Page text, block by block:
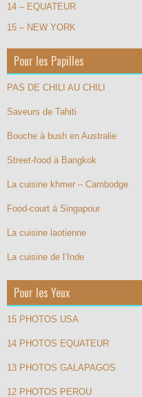
14 – EQUATEUR
15 – NEW YORK
Pour les Papilles
PAS DE CHILI AU CHILI
Saveurs de Tahiti
Bouche à bush en Australie
Street-food à Bangkok
La cuisine khmer – Cambodge
Food-court à Singapour
La cuisine laotienne
La cuisine de l’Inde
Pour les Yeux
15 PHOTOS USA
14 PHOTOS EQUATEUR
13 PHOTOS GALAPAGOS
12 PHOTOS PEROU